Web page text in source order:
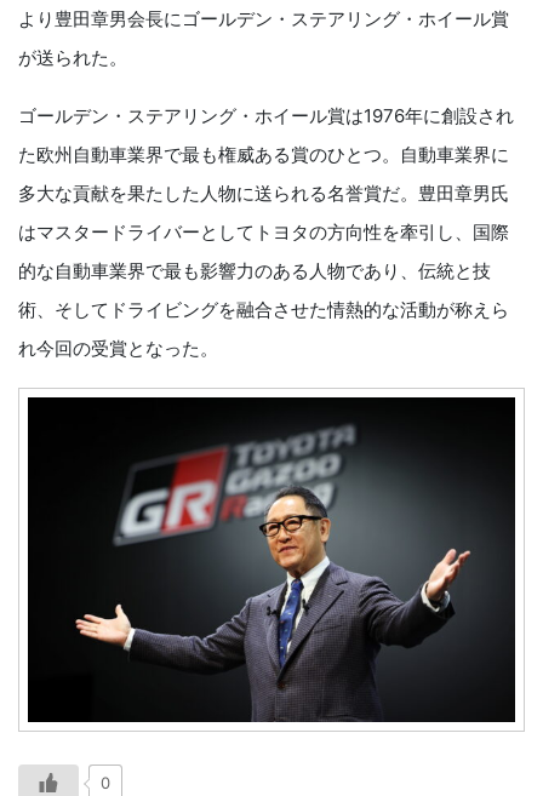
より豊田章男会長にゴールデン・ステアリング・ホイール賞
が送られた。
ゴールデン・ステアリング・ホイール賞は1976年に創設され
た欧州自動車業界で最も権威ある賞のひとつ。自動車業界に
多大な貢献を果たした人物に送られる名誉賞だ。豊田章男氏
はマスタードライバーとしてトヨタの方向性を牽引し、国際
的な自動車業界で最も影響力のある人物であり、伝統と技
術、そしてドライビングを融合させた情熱的な活動が称えら
れ今回の受賞となった。
0